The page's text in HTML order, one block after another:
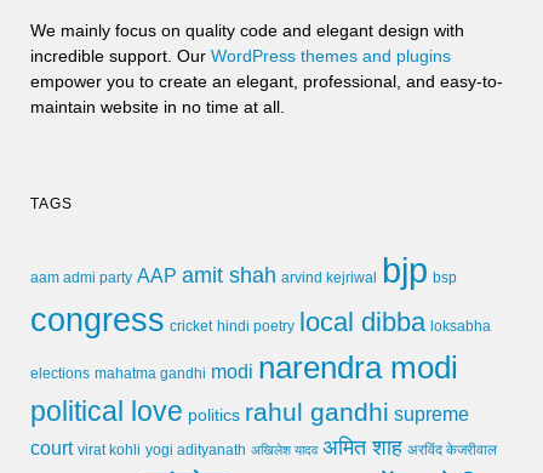
We mainly focus on quality code and elegant design with
incredible support. Our WordPress themes and plugins
empower you to create an elegant, professional, and easy-to-
maintain website in no time at all.
TAGS
aam admi party AAP amit shah arvind kejriwal bjp bsp
congress cricket hindi poetry local dibba loksabha
elections mahatma gandhi modi narendra modi
political love politics rahul gandhi supreme
court virat kohli yogi adityanath अखिलेश यादव अमित शाह अरविंद केजरीवाल